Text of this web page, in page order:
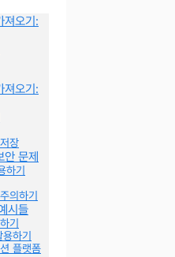
져오기:
져오기:
장
문제
하기
의하기
시들
기
하기
플랫폼